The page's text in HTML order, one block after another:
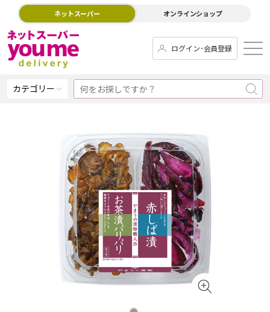
ネットスーパー オンラインショップ
ログイン･会員登録
カテゴリー